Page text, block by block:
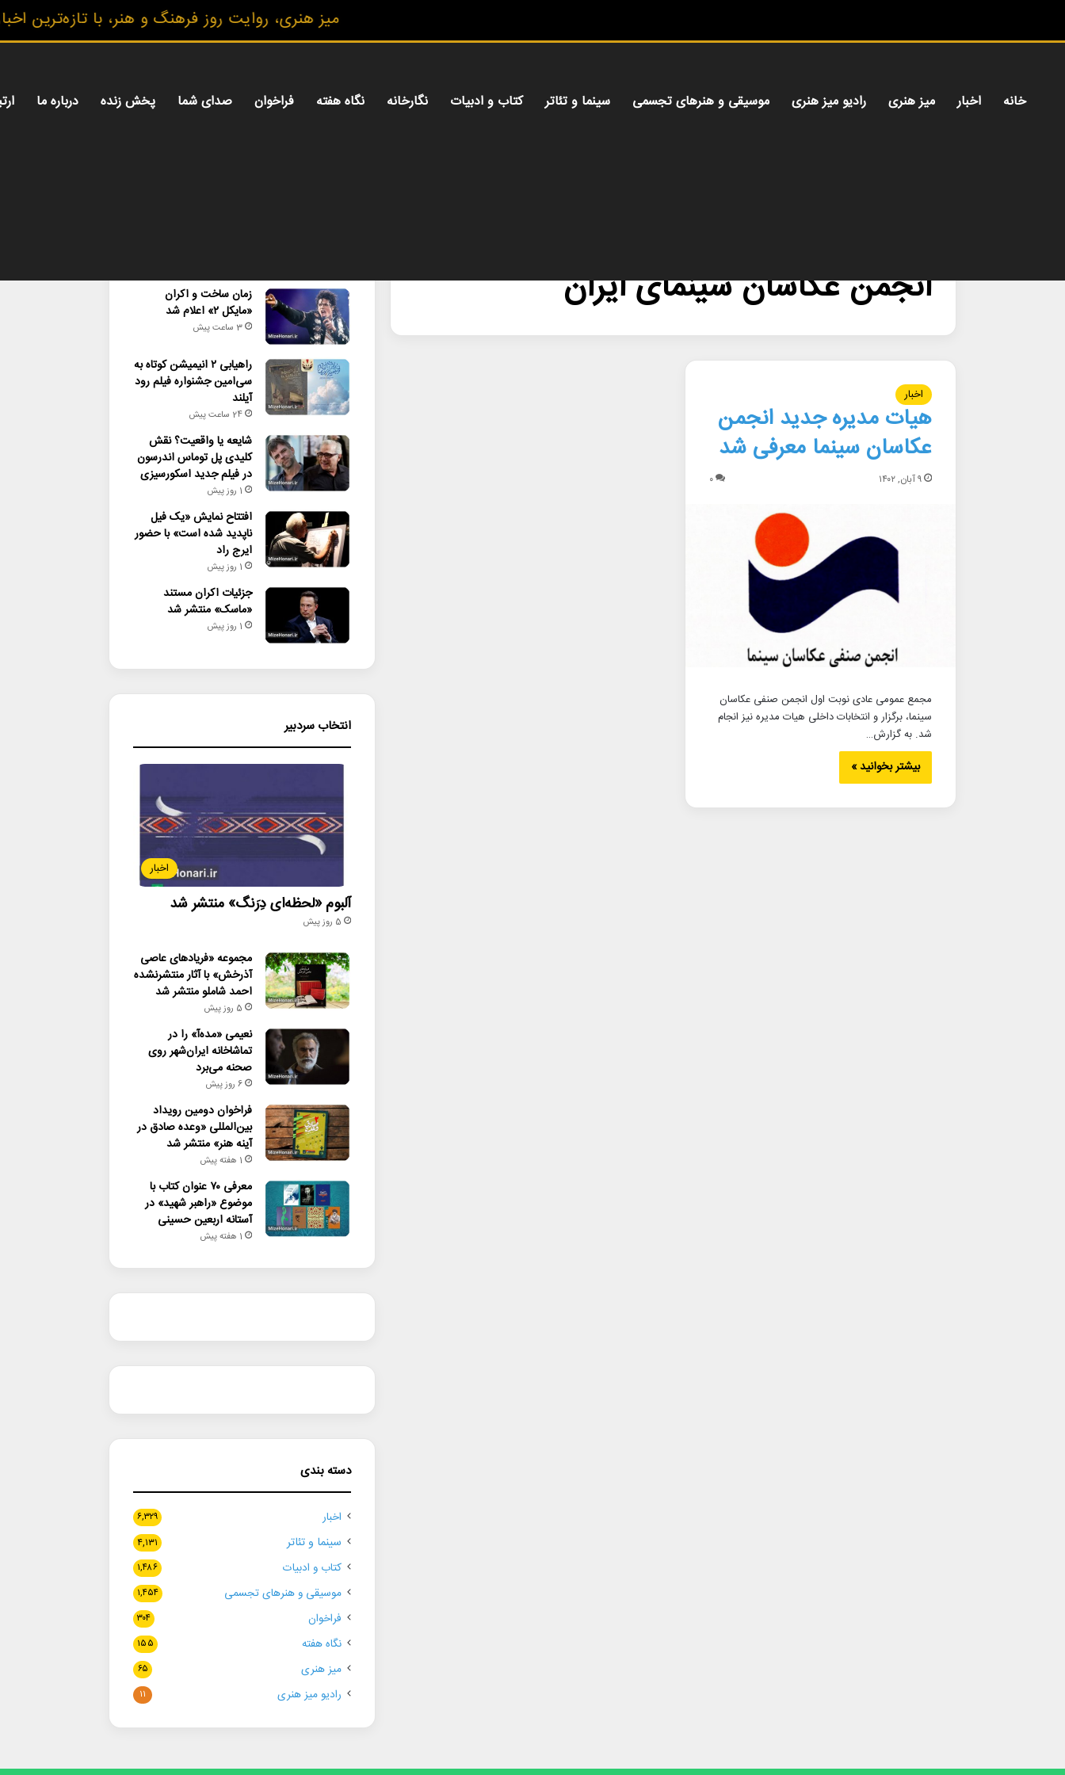
میز هنری، روایت روز فرهنگ و هنر، با تازه‌ترین
خانه اخبار میز هنری رادیو میز هنری موسیقی و هنرهای تجسمی سینما و تئاتر کتاب و ادبیات نگارخانه نگاه هفته فراخوان صدای شما پخش زنده درباره ما
انجمن عکاسان سینمای ایران
اخبار
هیات مدیره جدید انجمن
عکاسان سینما معرفی شد
۹ آبان, ۱۴۰۲ ۰
مجمع عمومی عادی نوبت اول انجمن صنفی عکاسان
سینما، برگزار و انتخابات داخلی هیات مدیره نیز انجام
شد. به گزارش…
بیشتر بخوانید »
زمان ساخت و اکران
«مایکل ۲» اعلام شد
3 ساعت پیش
راهیابی ۲ انیمیشن کوتاه به
سی‌امین جشنواره فیلم رود
آیلند
24 ساعت پیش
شایعه یا واقعیت؟ نقش
کلیدی پل توماس اندرسون
در فیلم جدید اسکورسیزی
1 روز پیش
افتتاح نمایش «یک فیل
ناپدید شده است» با حضور
ایرج راد
1 روز پیش
جزئیات اکران مستند
«ماسک» منتشر شد
1 روز پیش
انتخاب سردبیر
اخبار
آلبوم «لحظه‌ای دِرَنگ» منتشر شد
5 روز پیش
مجموعه «فریادهای عاصی
آذرخش» با آثار منتشرنشده
احمد شاملو منتشر شد
5 روز پیش
نعیمی «مده‌آ» را در
تماشاخانه ایران‌شهر روی
صحنه می‌برد
6 روز پیش
فراخوان دومین رویداد
بین‌المللی «وعده صادق در
آینه هنر» منتشر شد
1 هفته پیش
معرفی ۷۰ عنوان کتاب با
موضوع «راهبر شهید» در
آستانه اربعین حسینی
1 هفته پیش
دسته بندی
اخبار ۶,۳۲۹
سینما و تئاتر ۴,۱۳۱
کتاب و ادبیات ۱,۴۸۶
موسیقی و هنرهای تجسمی ۱,۴۵۴
فراخوان ۳۰۴
نگاه هفته ۱۵۵
میز هنری ۶۵
رادیو میز هنری ۱۱